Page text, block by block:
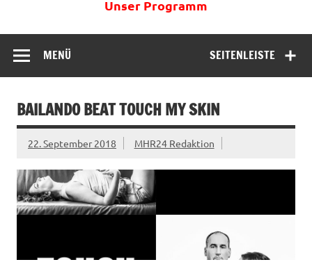
Unser Programm
SEITENLEISTE
MENÜ
BAILANDO BEAT TOUCH MY SKIN
22. September 2018 MHR24 Redaktion